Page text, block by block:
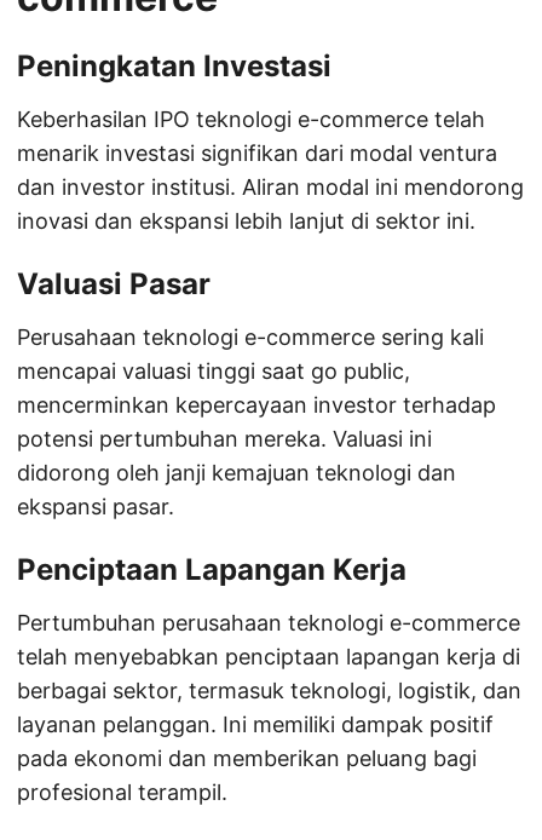
Peningkatan Investasi
Keberhasilan IPO teknologi e-commerce telah
menarik investasi signifikan dari modal ventura
dan investor institusi. Aliran modal ini mendorong
inovasi dan ekspansi lebih lanjut di sektor ini.
Valuasi Pasar
Perusahaan teknologi e-commerce sering kali
mencapai valuasi tinggi saat go public,
mencerminkan kepercayaan investor terhadap
potensi pertumbuhan mereka. Valuasi ini
didorong oleh janji kemajuan teknologi dan
ekspansi pasar.
Penciptaan Lapangan Kerja
Pertumbuhan perusahaan teknologi e-commerce
telah menyebabkan penciptaan lapangan kerja di
berbagai sektor, termasuk teknologi, logistik, dan
layanan pelanggan. Ini memiliki dampak positif
pada ekonomi dan memberikan peluang bagi
profesional terampil.